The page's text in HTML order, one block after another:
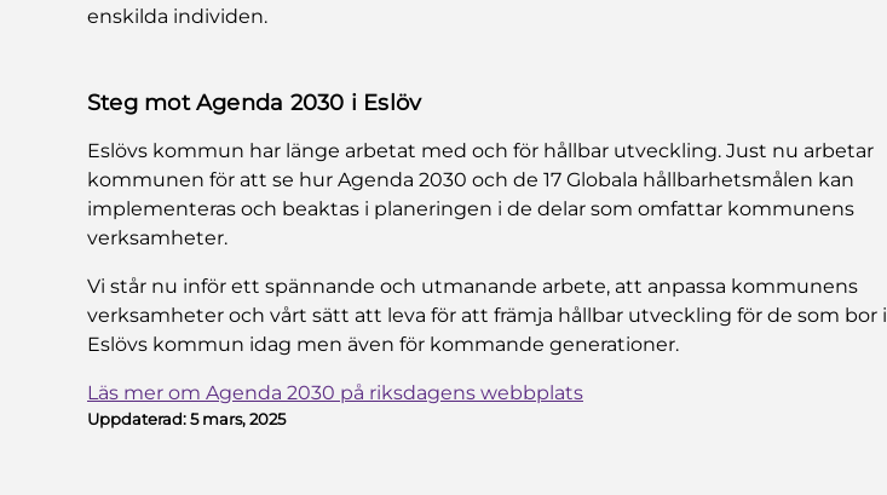
enskilda individen.
Steg mot Agenda 2030 i Eslöv
Eslövs kommun har länge arbetat med och för hållbar utveckling. Just nu arbetar
kommunen för att se hur Agenda 2030 och de 17 Globala hållbarhetsmålen kan
implementeras och beaktas i planeringen i de delar som omfattar kommunens
verksamheter.
Vi står nu inför ett spännande och utmanande arbete, att anpassa kommunens
verksamheter och vårt sätt att leva för att främja hållbar utveckling för de som bor i
Eslövs kommun idag men även för kommande generationer.
Läs mer om Agenda 2030 på riksdagens webbplats
Uppdaterad:5 mars, 2025